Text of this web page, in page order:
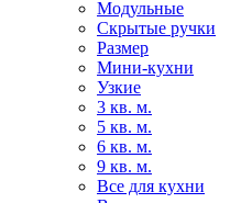
Модульные
Скрытые ручки
Размер
Мини-кухни
Узкие
3 кв. м.
5 кв. м.
6 кв. м.
9 кв. м.
Все для кухни